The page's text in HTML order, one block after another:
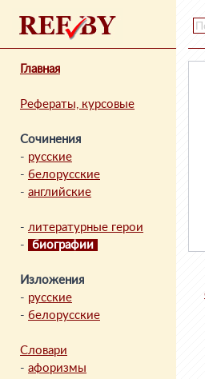
Главная
Рефераты, курсовые
Сочинения
- русские
- белорусские
- английские
- литературные герои
-
биографии
Изложения
- русские
- белорусские
Словари
- афоризмы